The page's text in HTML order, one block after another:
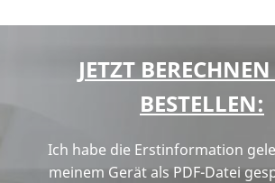
JETZT
BESTELLEN:
Ich habe die Erstinformation
meinem Gerät als PDF-Datei